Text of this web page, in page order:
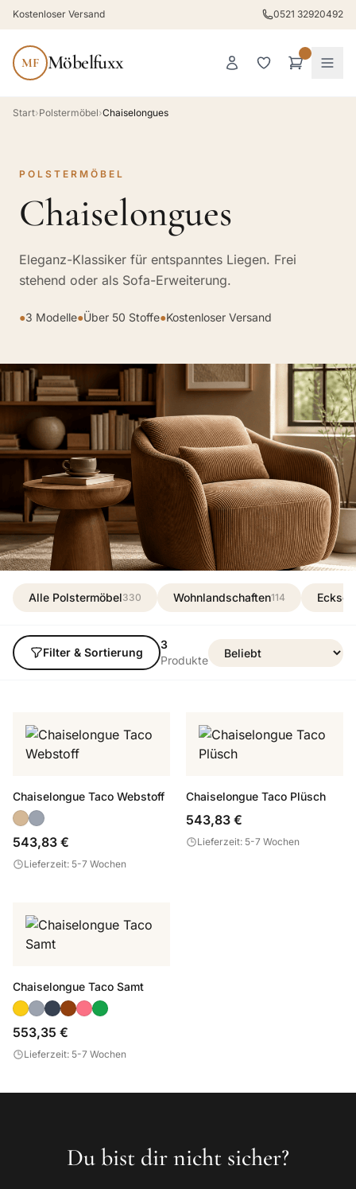
Kostenloser Versand 0521 32920492
MF Möbelfuxx
Start›Polstermöbel›Chaiselongues
POLSTERMÖBEL
Chaiselongues
Eleganz-Klassiker für entspanntes Liegen. Frei
stehend oder als Sofa-Erweiterung.
●3 Modelle●Über 50 Stoffe●Kostenloser Versand
Alle Polstermöbel330 Wohnlandschaften114
Filter & Sortierung
3
Produkte
Chaiselongue Taco Webstoff
543,83 €
Lieferzeit: 5-7 Wochen
Chaiselongue Taco Plüsch
543,83 €
Lieferzeit: 5-7 Wochen
Chaiselongue Taco Samt
553,35 €
Lieferzeit: 5-7 Wochen
Du bist dir nicht sicher?